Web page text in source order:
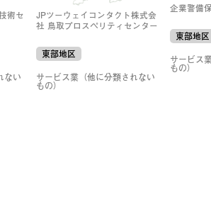
術セ
ない
JPツーウェイコンタクト株式会
社 鳥取プロスペリティセンター
東部地区
サービス業（他に分類されない
もの）
企業警備
東部地区
サービス
もの）